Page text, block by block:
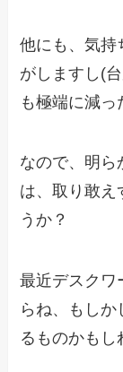
他にも、気持
がしますし(
も極端に減っ
なので、明ら
は、取り敢え
うか？
最近デスクワ
らね、もしか
るものかもし